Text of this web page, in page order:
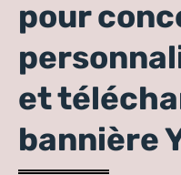
pour
et
bannière